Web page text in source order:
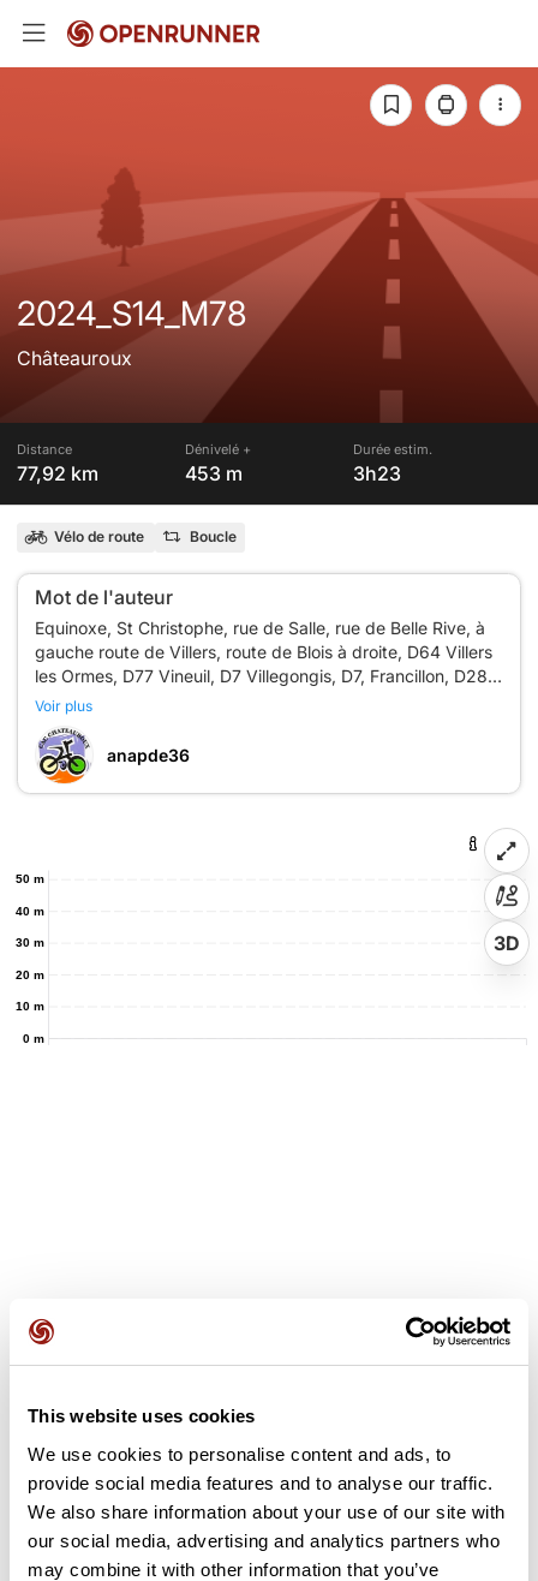
This website uses cookies
We use cookies to personalise content and ads, to
provide social media features and to analyse our traffic.
We also share information about your use of our site with
our social media, advertising and analytics partners who
may combine it with other information that you’ve
2024_S14_M78
Châteauroux
Distance
77,92 km
Dénivelé +
453 m
Durée estim.
3h23
Vélo de route Boucle
Mot de l'auteur
Equinoxe, St Christophe, rue de Salle, rue de Belle Rive, à
gauche route de Villers, route de Blois à droite, D64 Villers
les Ormes, D77 Vineuil, D7 Villegongis, D7, Francillon, D28 à
gauche St Martin de Lamps, D7 Frédille, D15,
Pellevoisin,,Argy, à gauche D63 Villours, Fouillerau,
Voir plus
anapde36
0 m
10 m
20 m
30 m
40 m
50 m
3D
Avis des utilisateurs
Soyez le premier à ajouter un avis !